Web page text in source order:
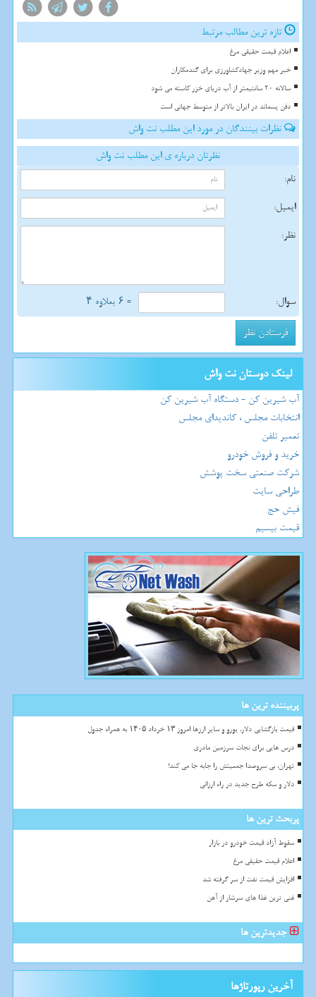
تازه ترین مطالب مرتبط
اعلام قیمت حقیقی مرغ
خبر مهم وزیر جهادکشاورزی برای گندمکاران
سالانه 20 سانتیمتر از آب دریای خزر کاسته می شود
دفن پسماند در ایران بالاتر از متوسط جهانی است
نظرات بینندگان در مورد این مطلب نت واش
نظرتان درباره ی این مطلب نت واش
نام:
ایمیل:
نظر:
سوال: = ۶ بعلاوه ۴
لینک دوستان نت واش
آب شیرین کن - دستگاه آب شیرین کن
انتخابات مجلس ، کاندیدای مجلس
تعمیر تلفن
خرید و فروش خودرو
شرکت صنعتی سخت پوشش
طراحی سایت
فیش حج
قیمت بیسیم
پربیننده ترین ها
قیمت بازگشایی دلار، یورو و سایر ارزها امروز ۱۳ خرداد ۱۴۰۵ به همراه جدول
درس هایی برای نجات سرزمین مادری
تهران، بی سروصدا جمعیتش را جابه جا می کند!
دلار و سکه طرح جدید در راه ارزانی
پربحث ترین ها
سقوط آزاد قیمت خودرو در بازار
اعلام قیمت حقیقی مرغ
افزایش قیمت نفت از سر گرفته شد
غنی ترین غذا های سرشار از آهن
جدیدترین ها
آخرین رپورتاژها